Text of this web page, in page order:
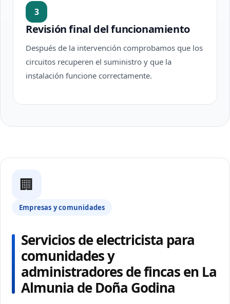
3
Revisión final del funcionamiento
Después de la intervención comprobamos que los
circuitos recuperen el suministro y que la
instalación funcione correctamente.
🏢
Empresas y comunidades
Servicios de electricista para
comunidades y
administradores de fincas en La
Almunia de Doña Godina